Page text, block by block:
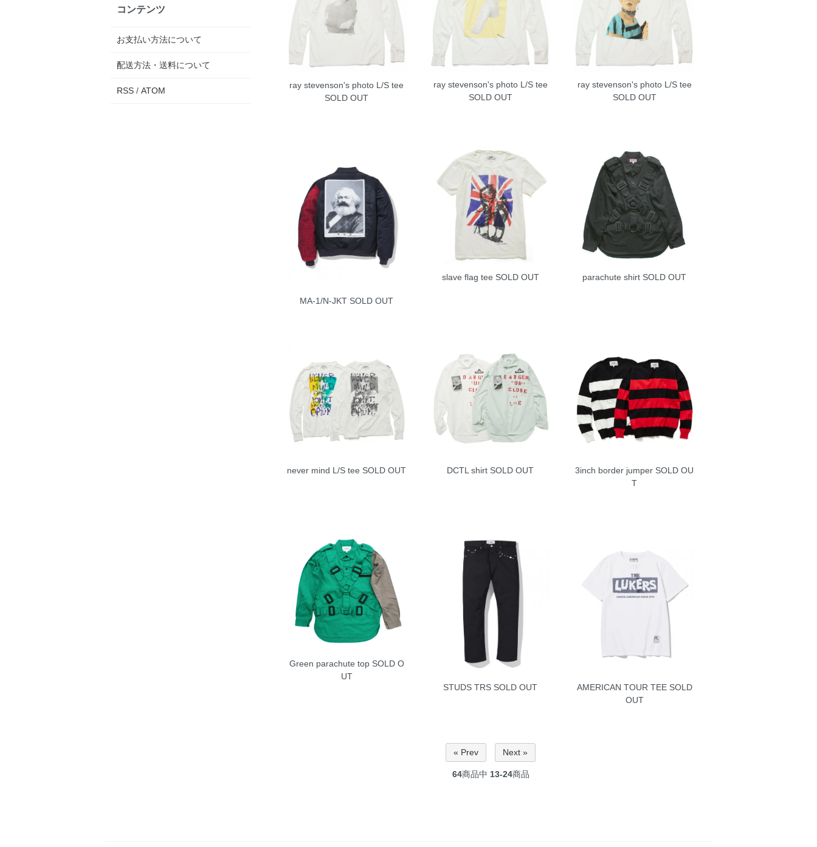
ray stevenson's photo L/S tee
SOLD OUT
ray stevenson's photo L/S tee
SOLD OUT
ray stevenson's photo L/S tee
SOLD OUT
MA-1/N-JKT SOLD OUT
slave flag tee SOLD OUT parachute shirt SOLD OUT
never mind L/S tee SOLD OUT DCTL shirt SOLD OUT 3inch border jumper SOLD OU
T
Green parachute topSOLD O
UT
STUDS TRS SOLD OUT AMERICAN TOUR TEESOLD
OUT
« Prev Next »
64商品中 13-24商品
コンテンツ
お支払い方法について
配送方法・送料について
RSS / ATOM